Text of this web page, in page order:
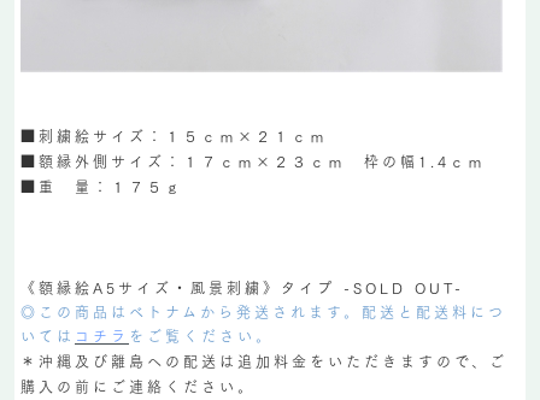
■刺繍絵サイズ：１５ｃｍ×２１ｃｍ
■額縁外側サイズ：１７ｃｍ×２３ｃｍ 枠の幅1.4ｃｍ
■重 量：１７５ｇ
《額縁絵A5サイズ・風景刺繍》タイプ -SOLD OUT-
◎この商品はベトナムから発送されます。配送と配送料につ
いては コチラ をご覧ください。
＊沖縄及び離島への配送は追加料金をいただきますので、ご
購入の前にご連絡ください。